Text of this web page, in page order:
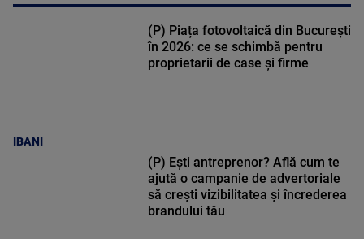
IBANI
(P) Piața fotovoltaică din București
în 2026: ce se schimbă pentru
proprietarii de case și firme
(P) Ești antreprenor? Află cum te
ajută o campanie de advertoriale
să crești vizibilitatea și încrederea
brandului tău